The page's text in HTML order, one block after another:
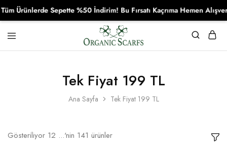
Organikscarf
Ana Sayfa Tek Fiyat 199 TL
Tek Fiyat 199 TL
Gösteriliyor 12 ...'nin 141 ürünler
Sepette %50 İndirim! Bu Fırsatı Kaçrıma Hemen Alışverişe Başla!